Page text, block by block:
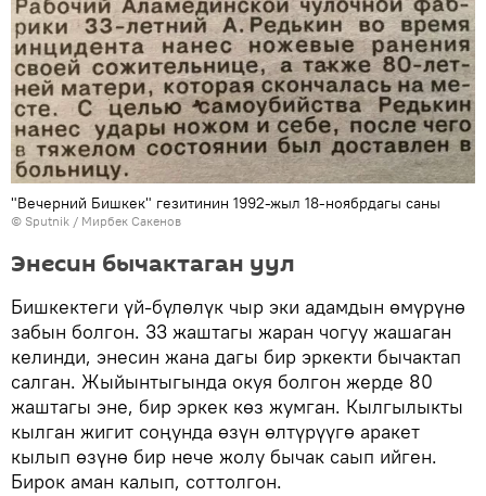
"Вечерний Бишкек" гезитинин 1992-жыл 18-ноябрдагы саны
© Sputnik / Мирбек Сакенов
Энесин бычактаган уул
Бишкектеги үй-бүлөлүк чыр эки адамдын өмүрүнө
забын болгон. 33 жаштагы жаран чогуу жашаган
келинди, энесин жана дагы бир эркекти бычактап
салган. Жыйынтыгында окуя болгон жерде 80
жаштагы эне, бир эркек көз жумган. Кылгылыкты
кылган жигит соңунда өзүн өлтүрүүгө аракет
кылып өзүнө бир нече жолу бычак саып ийген.
Бирок аман калып, соттолгон.